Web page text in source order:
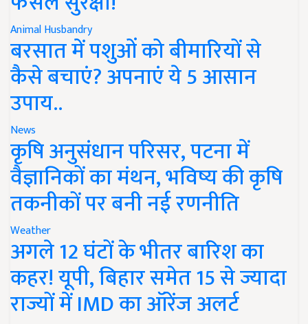
Animal Husbandry
बरसात में पशुओं को बीमारियों से
कैसे बचाएं? अपनाएं ये 5 आसान
उपाय..
News
कृषि अनुसंधान परिसर, पटना में
वैज्ञानिकों का मंथन, भविष्य की कृषि
तकनीकों पर बनी नई रणनीति
Weather
अगले 12 घंटों के भीतर बारिश का
कहर! यूपी, बिहार समेत 15 से ज्यादा
राज्यों में IMD का ऑरेंज अलर्ट